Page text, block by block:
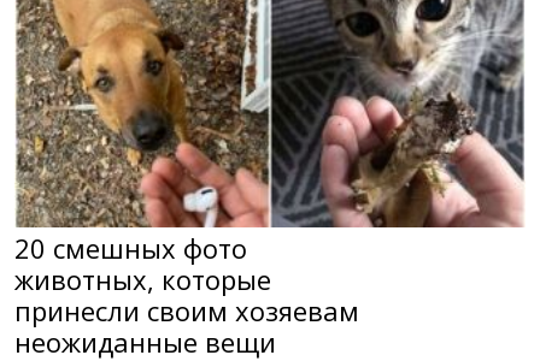
20 смешных фото
животных, которые
принесли своим хозяевам
неожиданные вещи